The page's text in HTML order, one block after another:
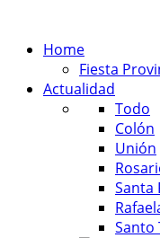
Home
Fiesta
Actualidad
Todo
Colón
Unión
Santa
Santo